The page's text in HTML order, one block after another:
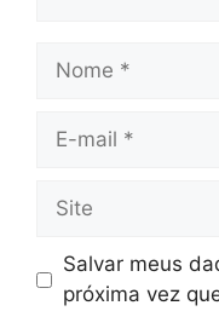
Nome
Site
Salvar meus
próxima vez